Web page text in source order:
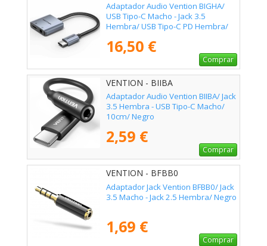
Adaptador Audio Vention BIGHA/
USB Tipo-C Macho - Jack 3.5
Hembra/ USB Tipo-C PD Hembra/
16,50 €
Comprar
VENTION - BIIBA
Adaptador Audio Vention BIIBA/ Jack
3.5 Hembra - USB Tipo-C Macho/
10cm/ Negro
2,59 €
Comprar
VENTION - BFBB0
Adaptador Jack Vention BFBB0/ Jack
3.5 Macho - Jack 2.5 Hembra/ Negro
1,69 €
Comprar